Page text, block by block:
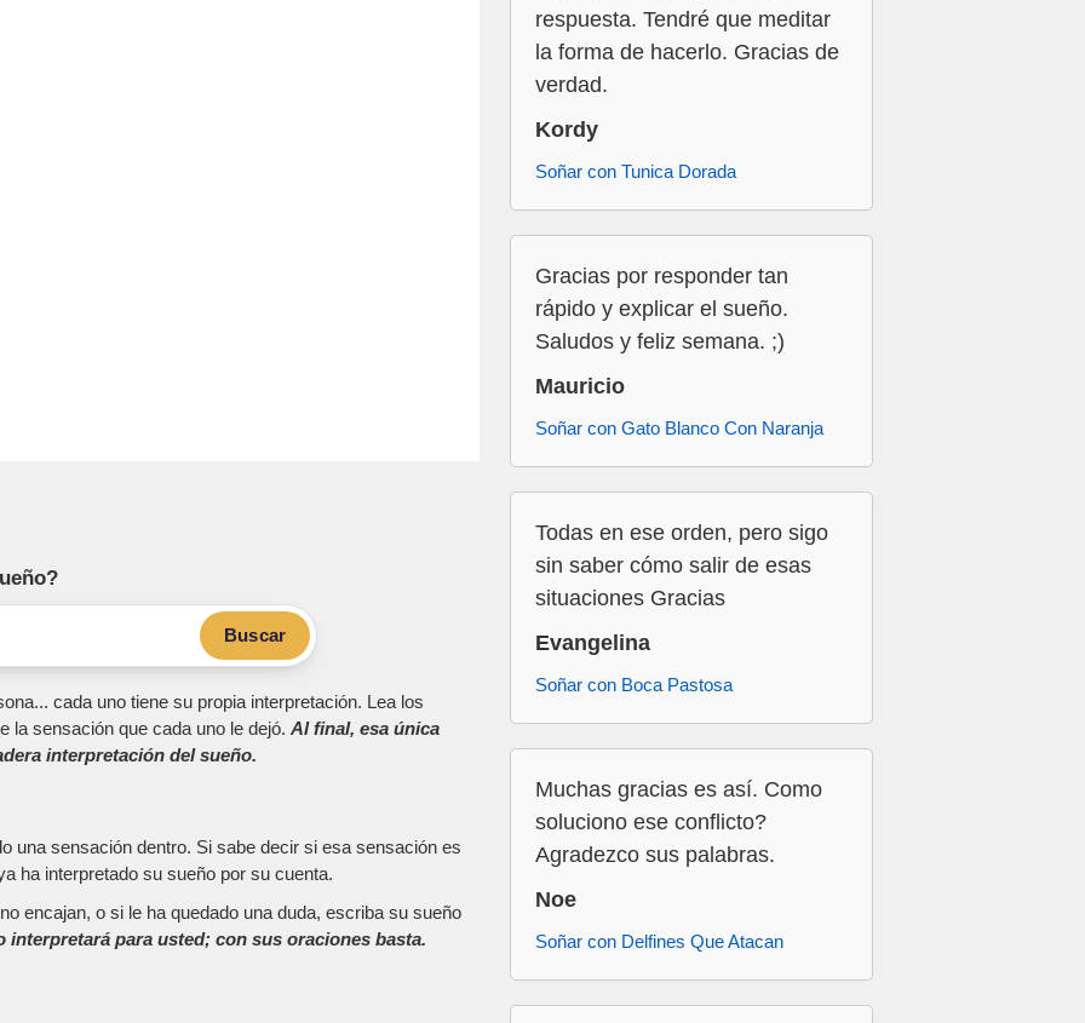
Buscar
cada uno tiene su propia interpretación. Lea los
la sensación que cada uno le dejó. Al final, esa única
interpretación del sueño.
una sensación dentro. Si sabe decir si esa sensación es
ha interpretado su sueño por su cuenta.
encajan, o si le ha quedado una duda, escriba su sueño
interpretará para usted; con sus oraciones basta.
respuesta. Tendré que meditar
la forma de hacerlo. Gracias de
verdad.
Kordy
Soñar con Tunica Dorada
Gracias por responder tan
rápido y explicar el sueño.
Saludos y feliz semana. ;)
Mauricio
Soñar con Gato Blanco Con Naranja
Todas en ese orden, pero sigo
sin saber cómo salir de esas
situaciones Gracias
Evangelina
Soñar con Boca Pastosa
Muchas gracias es así. Como
soluciono ese conflicto?
Agradezco sus palabras.
Noe
Soñar con Delfines Que Atacan